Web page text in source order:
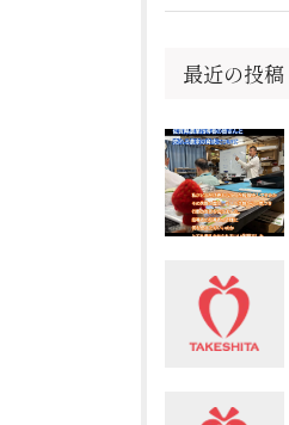
最近の投稿